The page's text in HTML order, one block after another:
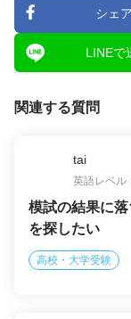
シェア
LINEで
関連する質問
tai
英語レベル
模試の結果に
を探したい
高校・大学受験